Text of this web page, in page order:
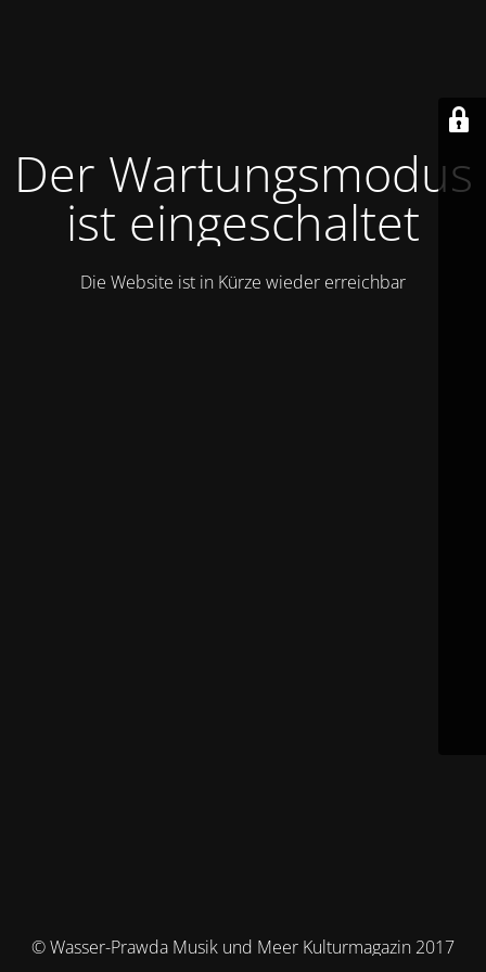
Der Wartungsmodus
ist eingeschaltet
Die Website ist in Kürze wieder erreichbar
© Wasser-Prawda Musik und Meer Kulturmagazin 2017